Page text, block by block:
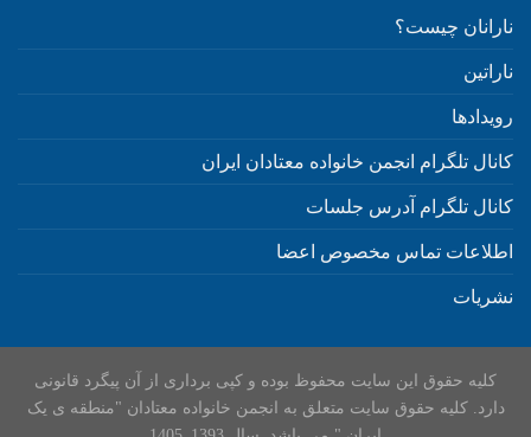
نارانان چیست؟
ناراتین
رویدادها
کانال تلگرام انجمن خانواده معتادان ایران
کانال تلگرام آدرس جلسات
اطلاعات تماس مخصوص اعضا
نشریات
کلیه حقوق این سایت محفوظ بوده و کپی برداری از آن پیگرد قانونی
دارد. کلیه حقوق سایت متعلق به انجمن خانواده معتادان "منطقه ی یک